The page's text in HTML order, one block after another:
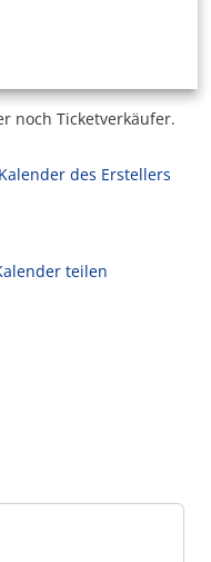
noch Ticketverkäufer.
Kalender des Erstellers
teilen